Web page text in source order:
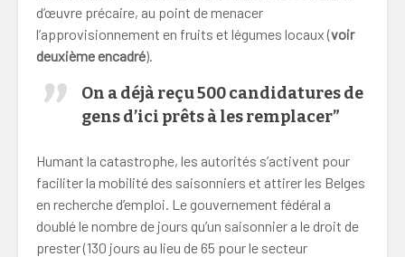
d’œuvre précaire, au point de menacer
l’approvisionnement en fruits et légumes locaux (voir
deuxième encadré).
On a déjà reçu 500 candidatures de
gens d’ici prêts à les remplacer”
Humant la catastrophe, les autorités s’activent pour
faciliter la mobilité des saisonniers et attirer les Belges
en recherche d’emploi. Le gouvernement fédéral a
doublé le nombre de jours qu’un saisonnier a le droit de
prester (130 jours au lieu de 65 pour le secteur